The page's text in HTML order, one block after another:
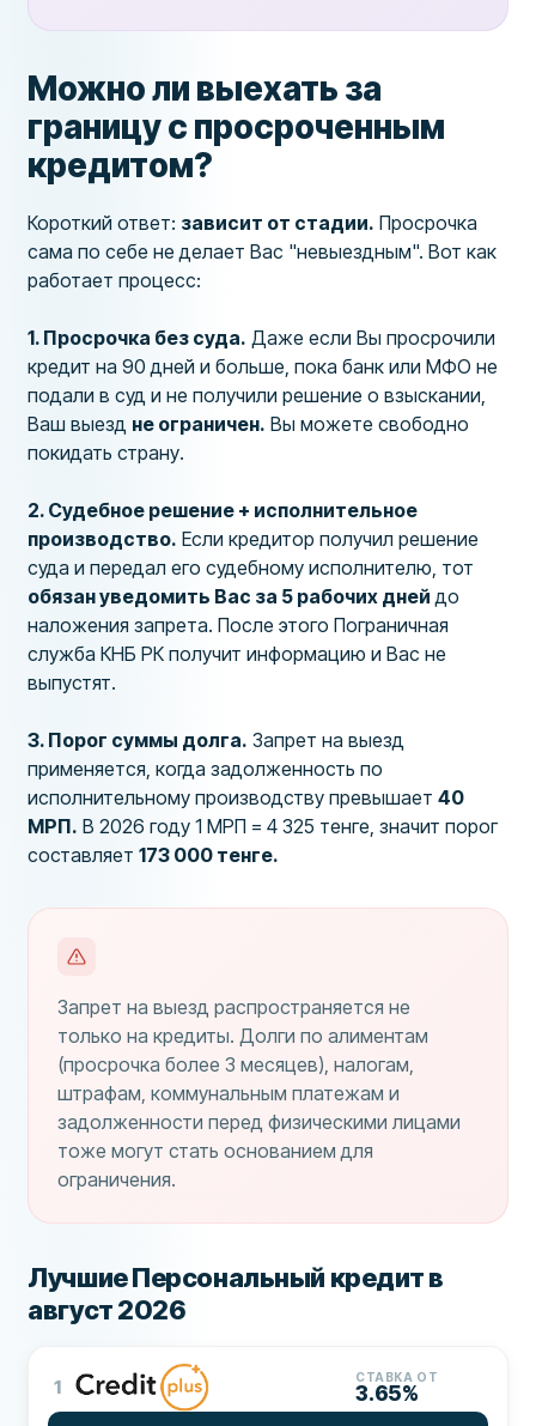
Можно ли выехать за
границу с просроченным
кредитом?
Короткий ответ: зависит от стадии. Просрочка
сама по себе не делает Вас "невыездным". Вот как
работает процесс:
1. Просрочка без суда. Даже если Вы просрочили
кредит на 90 дней и больше, пока банк или МФО не
подали в суд и не получили решение о взыскании,
Ваш выезд не ограничен. Вы можете свободно
покидать страну.
2. Судебное решение + исполнительное
производство. Если кредитор получил решение
суда и передал его судебному исполнителю, тот
обязан уведомить Вас за 5 рабочих дней до
наложения запрета. После этого Пограничная
служба КНБ РК получит информацию и Вас не
выпустят.
3. Порог суммы долга. Запрет на выезд
применяется, когда задолженность по
исполнительному производству превышает40
МРП. В 2026 году 1 МРП = 4 325 тенге, значит порог
составляет173 000 тенге.
Запрет на выезд распространяется не
только на кредиты. Долги по алиментам
(просрочка более 3 месяцев), налогам,
штрафам, коммунальным платежам и
задолженности перед физическими лицами
тоже могут стать основанием для
ограничения.
Лучшие Персональный кредит в
август 2026
1 СТАВКА ОТ
3.65%